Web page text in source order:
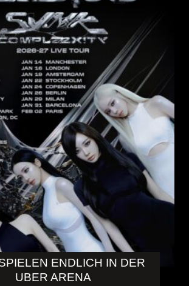
ENDLICH IN DER
UBER ARENA